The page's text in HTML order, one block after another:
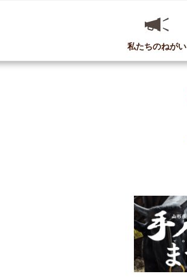
私たちのねがい